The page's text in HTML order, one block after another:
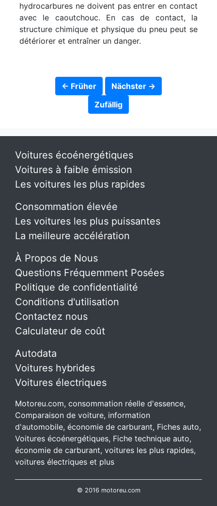
hydrocarbures ne doivent pas entrer en contact
avec le caoutchouc. En cas de contact, la
structure chimique et physique du pneu peut se
détériorer et entraîner un danger.
← Früher
Nächster →
Zufällig
Voitures écoénergétiques
Voitures à faible émission
Les voitures les plus rapides
Consommation élevée
Les voitures les plus puissantes
La meilleure accélération
À Propos de Nous
Questions Fréquemment Posées
Politique de confidentialité
Conditions d'utilisation
Contactez nous
Calculateur de coût
Autodata
Voitures hybrides
Voitures électriques
Motoreu.com, consommation réelle d'essence,
Comparaison de voiture, information
d'automobile, économie de carburant, Fiches auto,
Voitures écoénergétiques, Fiche technique auto,
économie de carburant, voitures les plus rapides,
voitures électriques et plus
© 2016 motoreu.com